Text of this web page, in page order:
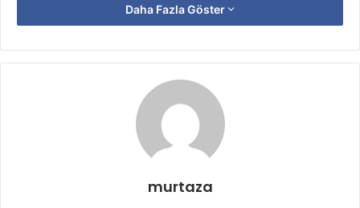
Daha Fazla Göster
murtaza